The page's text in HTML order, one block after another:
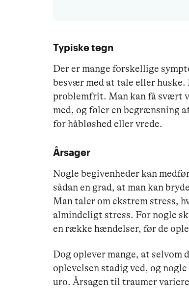
Typiske tegn
Der er mange forskellige
besvær med at tale eller
problemfrit. Man kan få svært
med, og føler en begrænsning
for håbløshed eller vrede.
Årsager
Nogle begivenheder kan
sådan en grad, at man kan
Man taler om ekstrem stress,
almindeligt stress. For nogle
en række hændelser, før de
Dog oplever mange, at selvom
oplevelsen stadig ved, og
uro. Årsagen til traumer